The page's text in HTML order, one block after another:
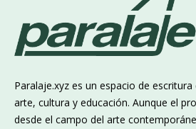
Paralaje.xyz es un espacio de
arte, cultura y educación. Aunque el
desde el campo del arte